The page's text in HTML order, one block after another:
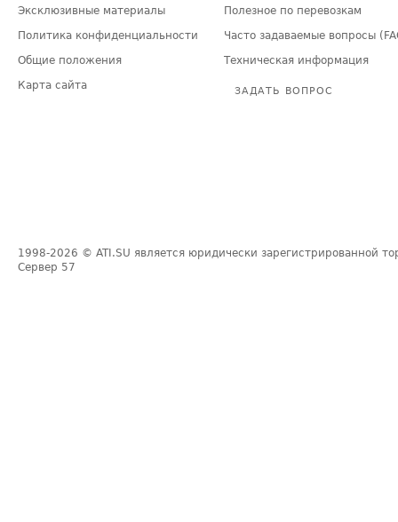
Эксклюзивные материалы
Политика конфиденциальности
Общие положения
Карта сайта
Полезное по перевозкам
Часто задаваемые вопросы
Техническая информация
ЗАДАТЬ ВОПРОС
1998-2026 © ATI.SU является юридически зарегистрированной
Сервер 57